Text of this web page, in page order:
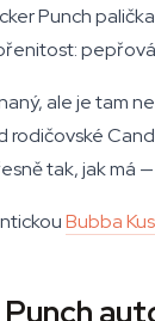
Punch
ale je tam
tak, jak má
Bubba